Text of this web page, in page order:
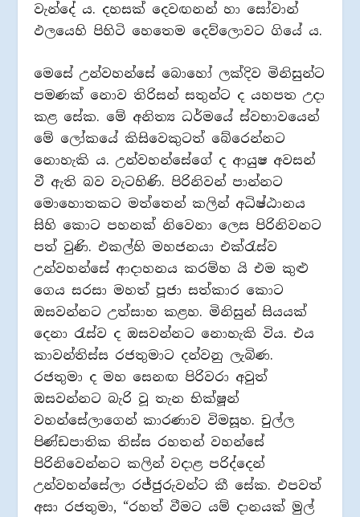
වැන්දේ ය. දහසක් දෙවඟනන් හා සෝවාන්
ඵලයෙහි පිහිටි හෙතෙම දෙව්ලොවට ගියේ ය.
මෙසේ උන්වහන්සේ බොහෝ ලක්දිව මිනිසුන්ට
පමණක් නොව තිරිසන් සතුන්ට ද යහපත උදා
කළ සේක. මේ අනිත්‍ය ධර්මයේ ස්වභාවයෙන්
මේ ලෝකයේ කිසිවෙකුටත් බේරෙන්නට
නොහැකි ය. උන්වහන්සේගේ ද ආයුෂ අවසන්
වී ඇති බව වැටහිණි. පිරිනිවන් පාන්නට
මොහොතකට මත්තෙන් කලින් අධිෂ්ඨානය
සිහි කොට පහනක් නිවෙනා ලෙස පිරිනිවනට
පත් වුණි. එකල්හි මහජනයා එක්රැස්ව
උන්වහන්සේ ආදාහනය කරම්හ යි එම කුළු
ගෙය සරසා මහත් පූජා සත්කාර කොට
ඔසවන්නට උත්සාහ කළහ. මිනිසුන් සියයක්
දෙනා රැස්ව ද ඔසවන්නට නොහැකි විය. එය
කාවන්තිස්ස රජතුමාට දන්වනු ලැබිණ.
රජතුමා ද මහ සෙනඟ පිරිවරා අවුත්
ඔසවන්නට බැරි වූ තැන භික්ෂූන්
වහන්සේලාගෙන් කාරණාව විමසූහ. චුල්ල
පිණ්ඩපාතික තිස්ස රහතන් වහන්සේ
පිරිනිවෙන්නට කලින් වදාළ පරිද්දෙන්
උන්වහන්සේලා රජ්ජුරුවන්ට කී සේක. එපවත්
අසා රජතුමා, “රහත් වීමට යම් දානයක් මුල්